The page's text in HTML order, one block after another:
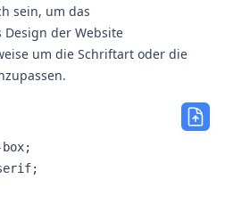
sein, um das
der Website
um die Schriftart oder die